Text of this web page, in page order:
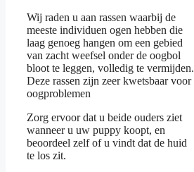
Wij raden u aan rassen waarbij de
meeste individuen ogen hebben die
laag genoeg hangen om een gebied
van zacht weefsel onder de oogbol
bloot te leggen, volledig te vermijden.
Deze rassen zijn zeer kwetsbaar voor
oogproblemen
Zorg ervoor dat u beide ouders ziet
wanneer u uw puppy koopt, en
beoordeel zelf of u vindt dat de huid
te los zit.